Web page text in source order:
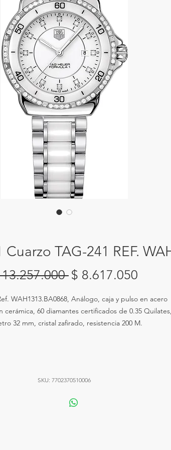
TAG-241 REF.
Precio
$ 8.617.050
oferta
WAH1313.BA0868, Análogo, caja y pulso en acero
cerámica, 60 diamantes certificados de 0.35 Quilates,
32 mm, cristal zafirado, resistencia 200 M.
SKU: 7702370510006